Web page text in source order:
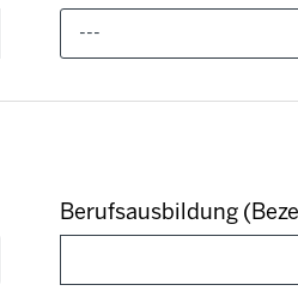
---
Berufsausbildung